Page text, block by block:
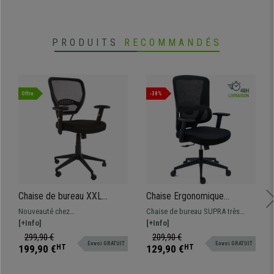
PRODUITS RECOMMANDÉS
Offre
Chaise de bureau XXL
TENOYA, Assise
Rembourrée, Dossier en
maille, Noir
Nouveauté chez
chaisedebureau.fr, nous vous
présentons le modèle TENOYA.
Dossier en maille avec support
[+Info]
299,90 €
199,90 € HT Envoi GRATUIT
-38%
Chaise Ergonomique
SUPRA, Utilisation Intensive,
Support Lombaire, en Tissu
et Maille, Noir
Chaise de bureau SUPRA très
confortable et robuste, idéale
pour une utilisation au bureau, en
télétravail ou à la maison. Cette
[+Info]
209,90 €
129,90 € HT Envoi GRATUIT